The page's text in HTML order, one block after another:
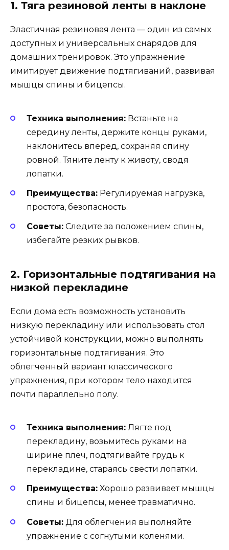
1. Тяга резиновой ленты в наклоне
Эластичная резиновая лента — один из самых
доступных и универсальных снарядов для
домашних тренировок. Это упражнение
имитирует движение подтягиваний, развивая
мышцы спины и бицепсы.
Техника выполнения: Встаньте на
середину ленты, держите концы руками,
наклонитесь вперед, сохраняя спину
ровной. Тяните ленту к животу, сводя
лопатки.
Преимущества: Регулируемая нагрузка,
простота, безопасность.
Советы: Следите за положением спины,
избегайте резких рывков.
2. Горизонтальные подтягивания на
низкой перекладине
Если дома есть возможность установить
низкую перекладину или использовать стол
устойчивой конструкции, можно выполнять
горизонтальные подтягивания. Это
облегченный вариант классического
упражнения, при котором тело находится
почти параллельно полу.
Техника выполнения: Лягте под
перекладину, возьмитесь руками на
ширине плеч, подтягивайте грудь к
перекладине, стараясь свести лопатки.
Преимущества: Хорошо развивает мышцы
спины и бицепсы, менее травматично.
Советы: Для облегчения выполняйте
упражнение с согнутыми коленями.